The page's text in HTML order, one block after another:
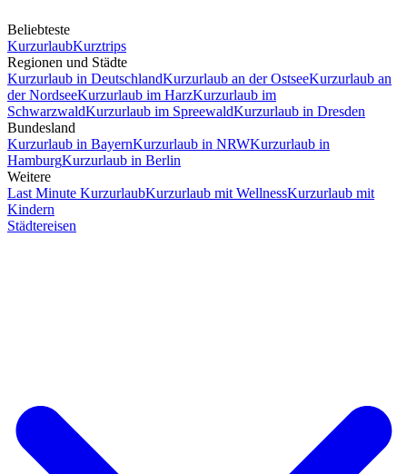
Beliebteste
KurzurlaubKurztrips
Regionen und Städte
Kurzurlaub in DeutschlandKurzurlaub an der OstseeKurzurlaub an
der NordseeKurzurlaub im HarzKurzurlaub im
SchwarzwaldKurzurlaub im SpreewaldKurzurlaub in Dresden
Bundesland
Kurzurlaub in BayernKurzurlaub in NRWKurzurlaub in
HamburgKurzurlaub in Berlin
Weitere
Last Minute KurzurlaubKurzurlaub mit WellnessKurzurlaub mit
Kindern
Städtereisen